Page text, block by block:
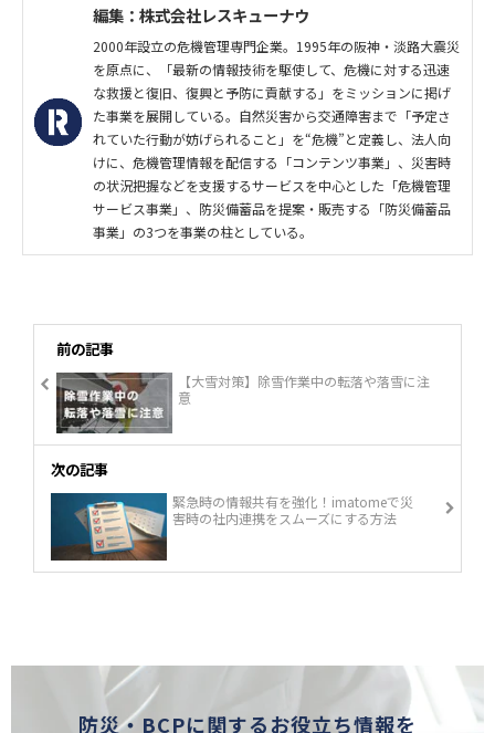
編集：株式会社レスキューナウ
2000年設立の危機管理専門企業。1995年の阪神・淡路大震災
を原点に、「最新の情報技術を駆使して、危機に対する迅速
な救援と復旧、復興と予防に貢献する」をミッションに掲げ
た事業を展開している。自然災害から交通障害まで「予定さ
れていた行動が妨げられること」を“危機”と定義し、法人向
けに、危機管理情報を配信する「コンテンツ事業」、災害時
の状況把握などを支援するサービスを中心とした「危機管理
サービス事業」、防災備蓄品を提案・販売する「防災備蓄品
事業」の3つを事業の柱としている。
前の記事
【大雪対策】除雪作業中の転落や落雪に注
意
次の記事
緊急時の情報共有を強化！imatomeで災
害時の社内連携をスムーズにする方法
防災・BCPに関するお役立ち情報を